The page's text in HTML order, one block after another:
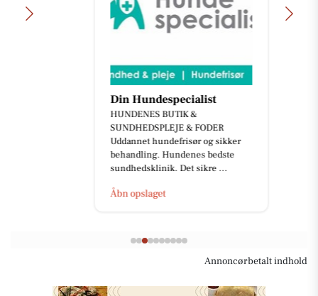
Din Hundespecialist
HUNDENES BUTIK &
SUNDHEDSPLEJE & FODER
Uddannet hundefrisør og sikker
behandling. Hundenes bedste
sundhedsklinik. Det sikre ...
Åbn opslaget
Annoncørbetalt indhold